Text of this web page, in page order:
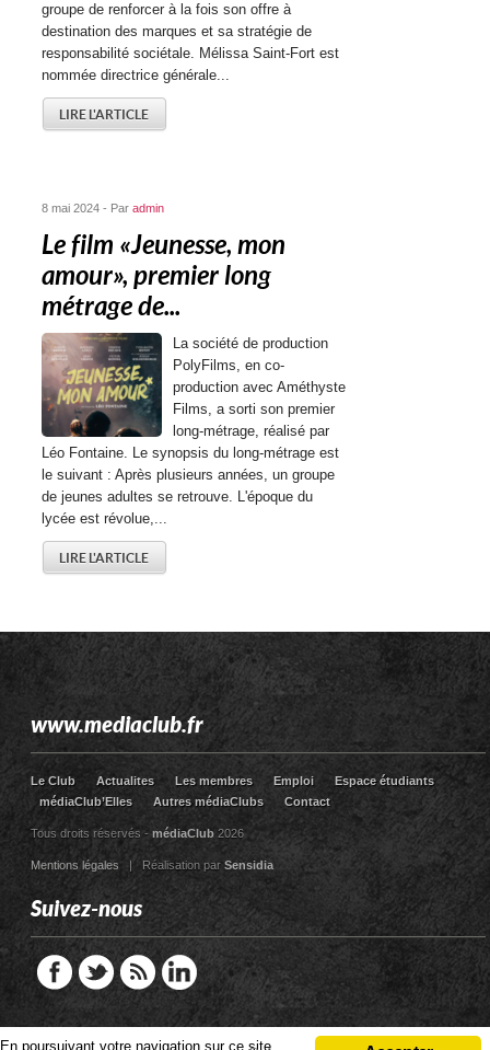
groupe de renforcer à la fois son offre à
destination des marques et sa stratégie de
responsabilité sociétale. Mélissa Saint-Fort est
nommée directrice générale...
LIRE L'ARTICLE
8 mai 2024 - Paradmin
Le film « Jeunesse, mon
amour », premier long
métrage de...
La société de production
PolyFilms, en co-
production avec Améthyste
Films, a sorti son premier
long-métrage, réalisé par
Léo Fontaine. Le synopsis du long-métrage est
le suivant : Après plusieurs années, un groupe
de jeunes adultes se retrouve. L'époque du
lycée est révolue,...
LIRE L'ARTICLE
www.mediaclub.fr
Le Club Actualites Les membres Emploi
Espace étudiants
médiaClub’Elles
Autres médiaClubs Contact
Tous droits réservés -médiaClub 2026
Mentions légales| Réalisation parSensidia
Suivez-nous
En poursuivant votre navigation sur ce site,
En poursuivant votre navigation sur ce site,